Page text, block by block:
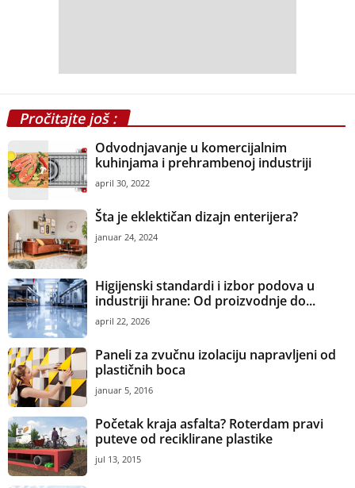
plastičnih boca
januar 5, 2016
Početak kraja asfalta? Roterdam pravi
puteve od reciklirane plastike
jul 13, 2015
mart 10, 2013
Uzin Utz AG: Strast ka poslu me...
maj 11, 2021
Polls
Vaš omiljeni dezen keramičkih pločica?